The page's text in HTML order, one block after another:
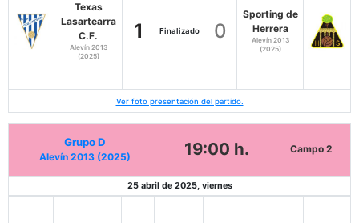
Texas
Lasartearra
C.F.
Alevín 2013
(2025)
1 Finalizado 0
Sporting de
Herrera
Alevín 2013
(2025)
Ver foto presentación del partido.
Grupo D
Alevín 2013 (2025) 19:00 h. Campo 2
25 abril de 2025, viernes